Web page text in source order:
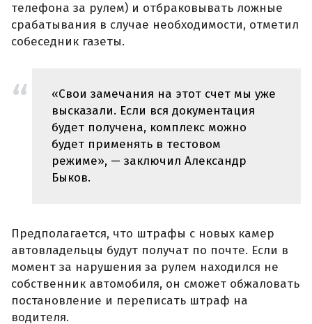
телефона за рулем) и отбраковывать ложные
срабатывания в случае необходимости, отметил
собеседник газеты.
«Свои замечания на этот счет мы уже
высказали. Если вся документация
будет получена, комплекс можно
будет применять в тестовом
режиме», — заключил Александр
Быков.
Предполагается, что штрафы с новых камер
автовладельцы будут получат по почте. Если в
момент за нарушения за рулем находился не
собственник автомобиля, он сможет обжаловать
постановление и переписать штраф на
водителя.